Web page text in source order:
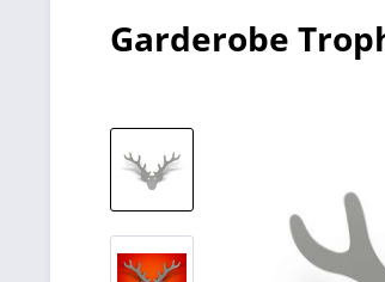
Garderobe